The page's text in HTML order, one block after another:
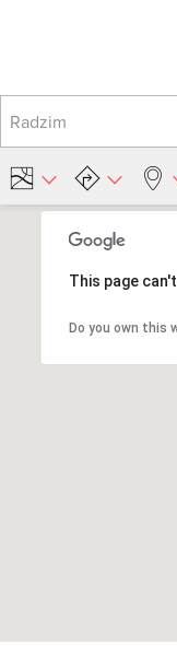
This page
Do you own this